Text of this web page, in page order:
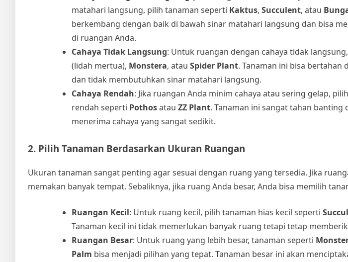
matahari langsung, pilih tanaman seperti Kaktus, Succulent, atau
berkembang dengan baik di bawah sinar matahari langsung dan bisa
di ruangan Anda.
Cahaya Tidak Langsung: Untuk ruangan dengan cahaya tidak
(lidah mertua), Monstera, atau Spider Plant. Tanaman ini bisa bertahan
dan tidak membutuhkan sinar matahari langsung.
Cahaya Rendah: Jika ruangan Anda minim cahaya atau sering gelap,
rendah seperti Pothosatau ZZ Plant. Tanaman ini sangat tahan
menerima cahaya yang sangat sedikit.
2. Pilih Tanaman Berdasarkan Ukuran Ruangan
Ukuran tanaman sangat penting agar sesuai dengan ruang yang tersedia. Jika
memakan banyak tempat. Sebaliknya, jika ruang Anda besar, Anda bisa memilih
Ruangan Kecil: Untuk ruang kecil, pilih tanaman hias kecil seperti
Tanaman kecil ini tidak memerlukan banyak ruang tetapi tetap
Ruangan Besar: Untuk ruang yang lebih besar, tanaman seperti
Palm bisa menjadi pilihan yang tepat. Tanaman besar ini akan